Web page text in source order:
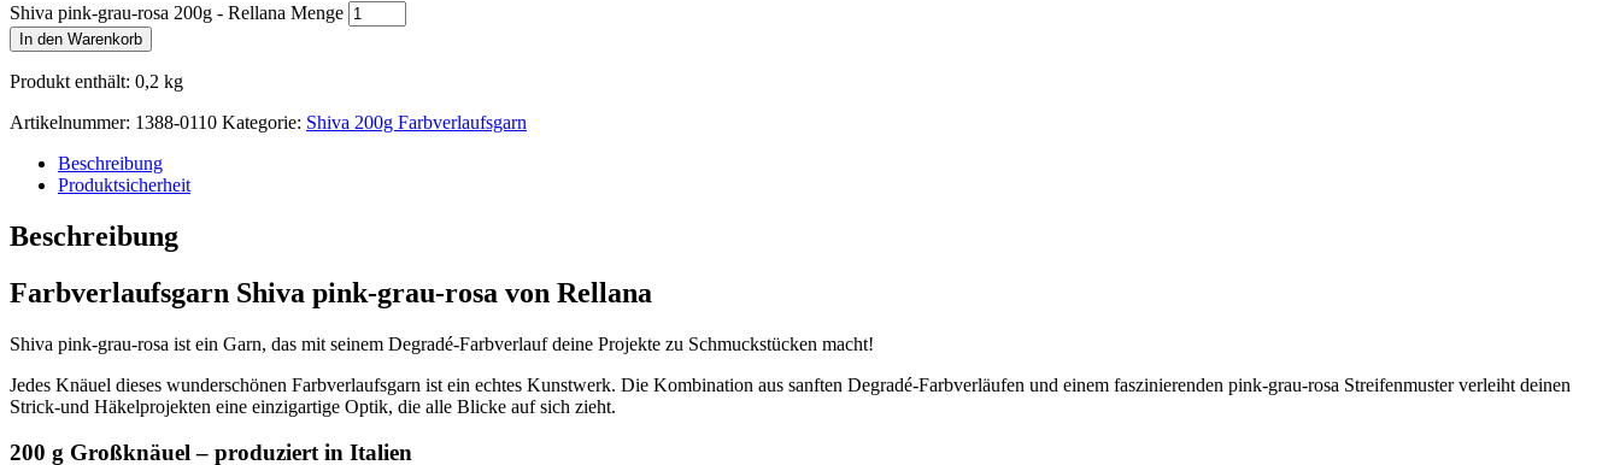
Shiva pink-grau-rosa 200g - Rellana Menge
In den Warenkorb
Produkt enthält: 0,2 kg
Artikelnummer: 1388-0110 Kategorie: Shiva 200g Farbverlaufsgarn
Beschreibung
Produktsicherheit
Beschreibung
Farbverlaufsgarn Shiva pink-grau-rosa von Rellana
Shiva pink-grau-rosa ist ein Garn, das mit seinem Degradé-Farbverlauf deine Projekte zu Schmuckstücken macht!
Jedes Knäuel dieses wunderschönen Farbverlaufsgarn ist ein echtes Kunstwerk. Die Kombination aus sanften Degradé-Farbverläufen und einem faszinierenden pink-grau-rosa Streifenmuster verleiht deinen
Strick-und Häkelprojekten eine einzigartige Optik, die alle Blicke auf sich zieht.
200 g Großknäuel – produziert in Italien